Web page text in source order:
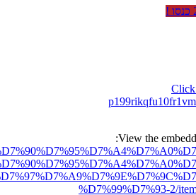
View the
%D7%99%D7%93-2/